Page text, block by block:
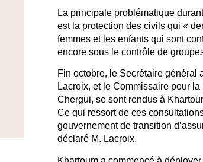
La principale problématique
est la protection des civils qui «
femmes et les enfants qui sont
encore sous le contrôle de
Fin octobre, le Secrétaire général
Lacroix, et le Commissaire pour
Chergui, se sont rendus à
Ce qui ressort de ces
gouvernement de transition
déclaré M. Lacroix.